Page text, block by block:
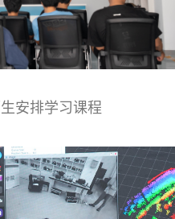
安排学习课程